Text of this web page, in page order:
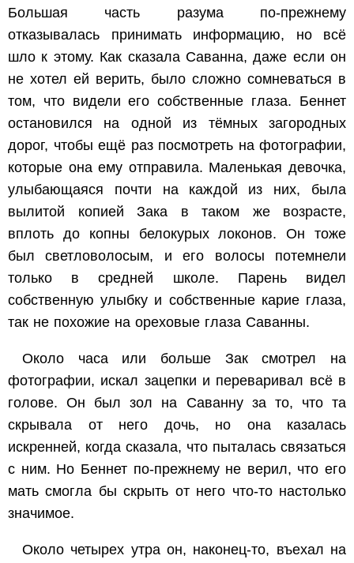
Большая часть разума по-прежнему
отказывалась принимать информацию, но всё
шло к этому. Как сказала Саванна, даже если он
не хотел ей верить, было сложно сомневаться в
том, что видели его собственные глаза. Беннет
остановился на одной из тёмных загородных
дорог, чтобы ещё раз посмотреть на фотографии,
которые она ему отправила. Маленькая девочка,
улыбающаяся почти на каждой из них, была
вылитой копией Зака в таком же возрасте,
вплоть до копны белокурых локонов. Он тоже
был светловолосым, и его волосы потемнели
только в средней школе. Парень видел
собственную улыбку и собственные карие глаза,
так не похожие на ореховые глаза Саванны.
Около часа или больше Зак смотрел на
фотографии, искал зацепки и переваривал всё в
голове. Он был зол на Саванну за то, что та
скрывала от него дочь, но она казалась
искренней, когда сказала, что пыталась связаться
с ним. Но Беннет по-прежнему не верил, что его
мать смогла бы скрыть от него что-то настолько
значимое.
Около четырех утра он, наконец-то, въехал на